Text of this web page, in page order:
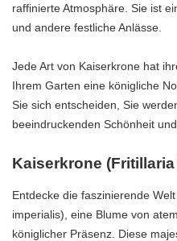
raffinierte Atmosphäre. Sie ist
und andere festliche Anlässe.
Jede Art von Kaiserkrone hat
Ihrem Garten eine königliche
Sie sich entscheiden, Sie
beeindruckenden Schönheit
Kaiserkrone
Entdecke die faszinierende
imperialis), eine Blume von
königlicher Präsenz. Diese